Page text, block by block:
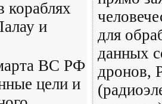
кораблях
и
ВС РФ
цели и
для
данных
дронов,